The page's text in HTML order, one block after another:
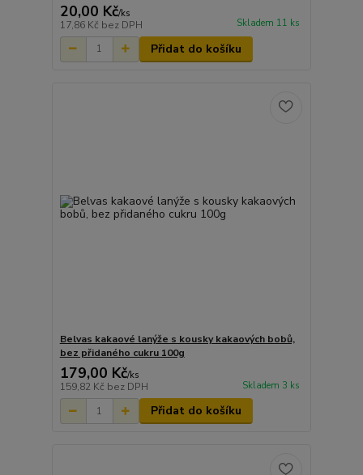
20,00 Kč/ks
17,86 Kč bez DPH Skladem 11 ks
Přidat do košíku
Belvas kakaové lanýže s kousky kakaových bobů,
bez přidaného cukru 100g
179,00 Kč/ks
159,82 Kč bez DPH Skladem 3 ks
Přidat do košíku